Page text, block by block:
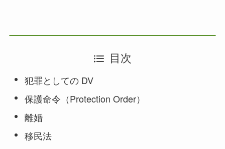
目次
犯罪としての DV
保護命令（Protection Order）
離婚
移民法